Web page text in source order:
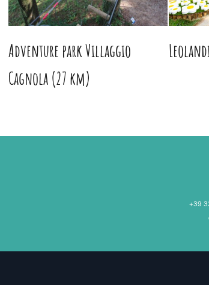
Adventure park Villaggio
Cagnola (27 km)
+39